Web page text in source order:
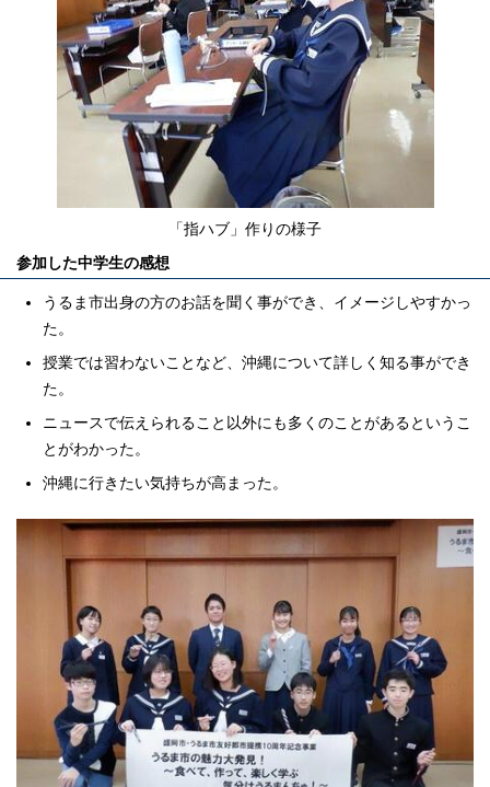
「指ハブ」作りの様子
参加した中学生の感想
うるま市出身の方のお話を聞く事ができ、イメージしやすかっ
た。
授業では習わないことなど、沖縄について詳しく知る事ができ
た。
ニュースで伝えられること以外にも多くのことがあるというこ
とがわかった。
沖縄に行きたい気持ちが高まった。